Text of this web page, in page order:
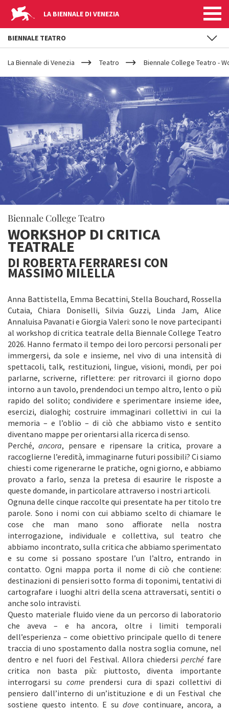
LA BIENNALE DI VENEZIA
YOUR
ARE
HERE
La Biennale di Venezia Teatro Biennale College Teatro -
Biennale College Teatro
WORKSHOP DI CRITICA
TEATRALE
DI ROBERTA FERRARESI CON
MASSIMO MILELLA
Anna Battistella, Emma Becattini, Stella Bouchard, Rossella
Cutaia, Chiara Doniselli, Silvia Guzzi, Linda Jam, Alice
Annaluisa Pavanati e Giorgia Valeri: sono le nove partecipanti
al workshop di critica teatrale della Biennale College Teatro
2026. Hanno fermato il tempo dei loro percorsi personali per
immergersi, da sole e insieme, nel vivo di una intensità di
spettacoli, talk, restituzioni, lingue, visioni, mondi, per poi
parlarne, scriverne, riflettere: per ritrovarci il giorno dopo
intorno a un tavolo, prendendoci un tempo altro, lento o più
rapido del solito; condividere e sperimentare insieme idee,
esercizi, dialoghi; costruire immaginari collettivi in cui la
memoria – e l’oblio – di ciò che abbiamo visto e sentito
diventano mappe per orientarsi alla ricerca di senso.
Perché,ancora, pensare e ripensare la critica, provare a
raccoglierne l’eredità, immaginarne futuri possibili? Ci siamo
chiesti come rigenerarne le pratiche, ogni giorno, e abbiamo
provato a farlo, senza la pretesa di esaurire le risposte a
queste domande, in particolare attraverso i nostri articoli.
Ognuna delle cinque raccolte qui presentate ha per titolo tre
parole. Sono i nomi con cui abbiamo scelto di chiamare le
cose che man mano sono affiorate nella nostra
interrogazione, individuale e collettiva, sul teatro che
abbiamo incontrato, sulla critica che abbiamo sperimentato
e su come si possano spostare l’un l’altro, entrando in
contatto. Ogni mappa porta il nome di ciò che contiene:
destinazioni di pensieri sotto forma di toponimi, tentativi di
cartografare i luoghi altri della scena attraversati, sentiti o
anche solo intravisti.
Questo materiale fluido viene da un percorso di laboratorio
che aveva – e ha ancora, oltre i limiti temporali
dell’esperienza – come obiettivo principale quello di tenere
traccia di uno spostamento dalla nostra soglia comune, nel
dentro e nel fuori del Festival. Allora chiedersi perché fare
critica non basta più: piuttosto, diventa importante
interrogarsi su come prendersi cura di spazi collettivi di
pensiero dall’interno di un’istituzione e di un Festival che
sostiene questo intento. E su dove continuare, ancora, a
BIENNALE TEATRO